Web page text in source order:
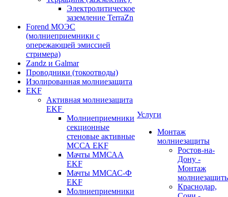
Электролитическое
заземление TerraZn
Forend МОЭС
(молниеприемники с
опережающей эмиссией
стримера)
Zandz и Galmar
Проводники (токоотводы)
Изолированная молниезащита
EKF
Активная молниезащита
EKF
Молниеприемники
секционные
стеновые активные
МССА EKF
Мачты ММСАА
EKF
Мачты ММСАС-Ф
EKF
Молниеприемники
Услуги
Монтаж
молниезащиты
Ростов-на-
Дону -
Монтаж
Краснодар,